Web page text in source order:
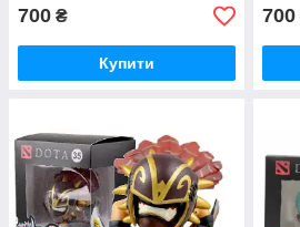
700 ₴
Купити
700